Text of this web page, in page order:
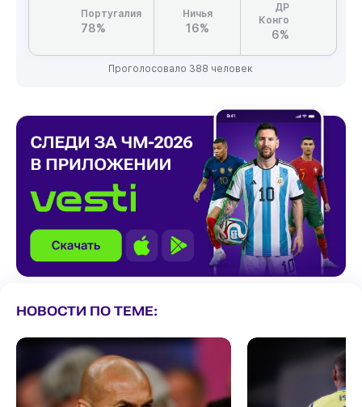
Португалия
78%
Ничья
16%
ДР
Конго
6%
Проголосовало 388 человек
НОВОСТИ ПО ТЕМЕ: